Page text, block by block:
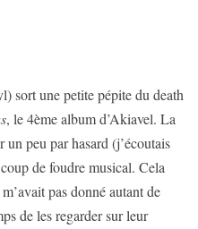
sort une petite pépite du death
, le 4ème album d’Akiavel. La
peu par hasard (j’écoutais
de foudre musical. Cela
pas donné autant de
de les regarder sur leur